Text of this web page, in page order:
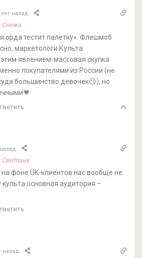
назад
Снежа
орда тестит палетку». Флешмоб
маркетологи Культа
явлением-массовая скупка
покупателями из России (не
большинство девочек😏), но
Светлана
фоне UK-клиентов нас вообще не
основная аудитория –
назад